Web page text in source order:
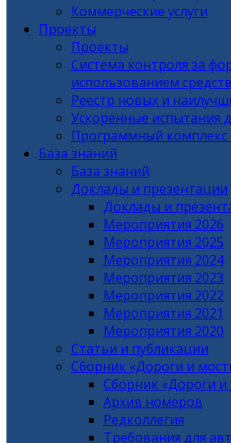
Коммерческие услуги
Проекты
Проекты
Система контроля за
использованием
Реестр новых и
Ускоренные испытания
Программный комплекс
База знаний
База знаний
Доклады и презентации
Доклады и
Мероприятия 2026
Мероприятия 2025
Мероприятия 2024
Мероприятия 2023
Мероприятия 2022
Мероприятия 2021
Мероприятия 2020
Статьи и публикации
Сборник «Дороги и
Сборник «Дороги и
Архив номеров
Редколлегия
Требования для